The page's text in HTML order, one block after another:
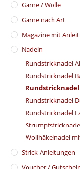
Garne / Wolle
Garne nach Art
Magazine mit
Nadeln
Rundstricknadel
Rundstricknadel
Rundstricknadel
Rundstricknadel
Wollhäkelnadel
Strick-Anleitungen
Voucher /